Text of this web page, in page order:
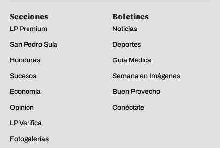
Secciones
LP Premium
San Pedro Sula
Honduras
Sucesos
Economía
Opinión
LP Verifica
Fotogalerías
Boletines
Noticias
Deportes
Guía Médica
Semana en Imágenes
Buen Provecho
Conéctate